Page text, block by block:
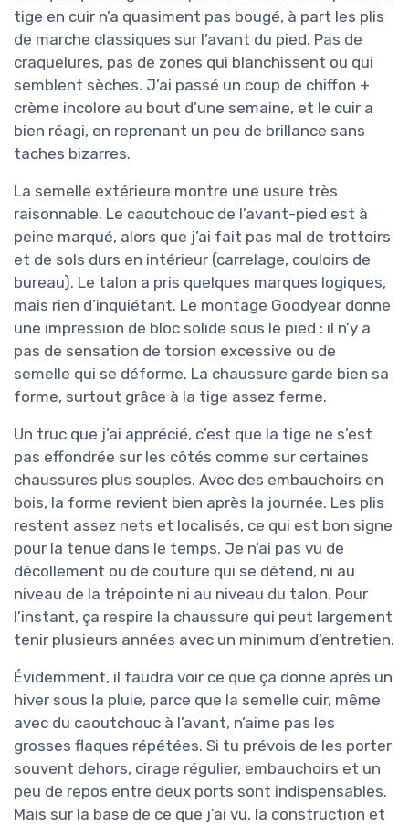
tige en cuir n’a quasiment pas bougé, à part les plis
de marche classiques sur l’avant du pied. Pas de
craquelures, pas de zones qui blanchissent ou qui
semblent sèches. J’ai passé un coup de chiffon +
crème incolore au bout d’une semaine, et le cuir a
bien réagi, en reprenant un peu de brillance sans
taches bizarres.
La semelle extérieure montre une usure très
raisonnable. Le caoutchouc de l’avant-pied est à
peine marqué, alors que j’ai fait pas mal de trottoirs
et de sols durs en intérieur (carrelage, couloirs de
bureau). Le talon a pris quelques marques logiques,
mais rien d’inquiétant. Le montage Goodyear donne
une impression de bloc solide sous le pied : il n’y a
pas de sensation de torsion excessive ou de
semelle qui se déforme. La chaussure garde bien sa
forme, surtout grâce à la tige assez ferme.
Un truc que j’ai apprécié, c’est que la tige ne s’est
pas effondrée sur les côtés comme sur certaines
chaussures plus souples. Avec des embauchoirs en
bois, la forme revient bien après la journée. Les plis
restent assez nets et localisés, ce qui est bon signe
pour la tenue dans le temps. Je n’ai pas vu de
décollement ou de couture qui se détend, ni au
niveau de la trépointe ni au niveau du talon. Pour
l’instant, ça respire la chaussure qui peut largement
tenir plusieurs années avec un minimum d’entretien.
Évidemment, il faudra voir ce que ça donne après un
hiver sous la pluie, parce que la semelle cuir, même
avec du caoutchouc à l’avant, n’aime pas les
grosses flaques répétées. Si tu prévois de les porter
souvent dehors, cirage régulier, embauchoirs et un
peu de repos entre deux ports sont indispensables.
Mais sur la base de ce que j’ai vu, la construction et